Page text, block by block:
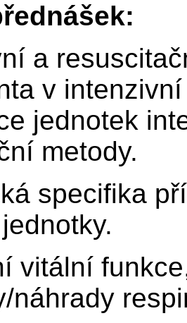
a
v
jednotek
metody.
specifika
vitální
náhrady